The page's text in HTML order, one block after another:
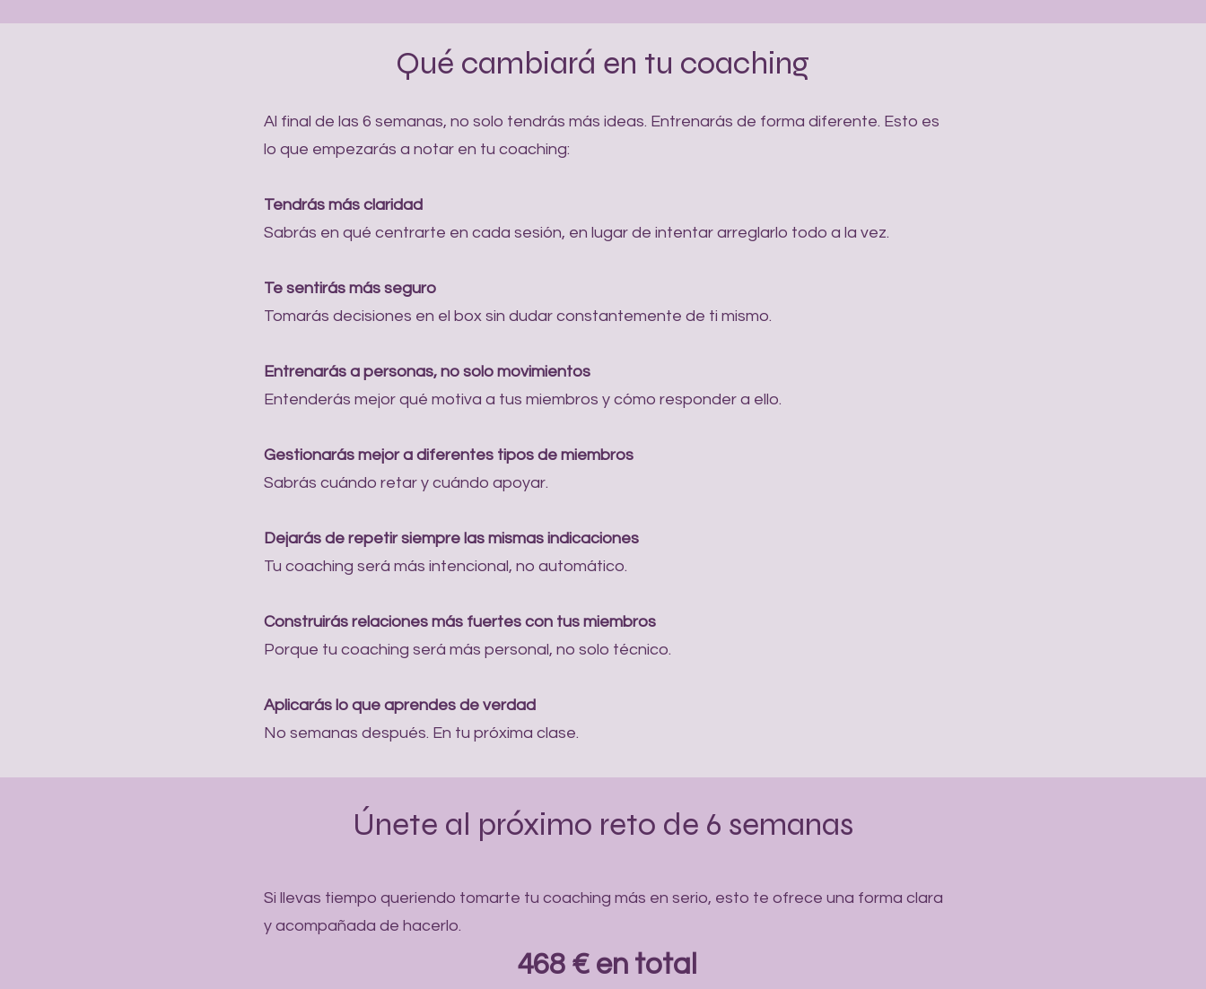
Qué cambiará en tu coaching
Al final de las 6 semanas, no solo tendrás más ideas. Entrenarás de forma diferente. Esto es
lo que empezarás a notar en tu coaching:
Tendrás más claridad
Sabrás en qué centrarte en cada sesión, en lugar de intentar arreglarlo todo a la vez.
Te sentirás más seguro
Tomarás decisiones en el box sin dudar constantemente de ti mismo.
Entrenarás a personas, no solo movimientos
Entenderás mejor qué motiva a tus miembros y cómo responder a ello.
Gestionarás mejor a diferentes tipos de miembros
Sabrás cuándo retar y cuándo apoyar.
Dejarás de repetir siempre las mismas indicaciones
Tu coaching será más intencional, no automático.
Construirás relaciones más fuertes con tus miembros
Porque tu coaching será más personal, no solo técnico.
Aplicarás lo que aprendes de verdad
No semanas después. En tu próxima clase.
Únete al próximo reto de 6 semanas
Si llevas tiempo queriendo tomarte tu coaching más en serio, esto te ofrece una forma clara
y acompañada de hacerlo.
468 € en total